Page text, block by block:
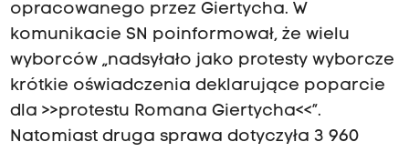
opracowanego przez Giertycha. W
komunikacie SN poinformował, że wielu
wyborców „nadsyłało jako protesty wyborcze
krótkie oświadczenia deklarujące poparcie
dla >>protestu Romana Giertycha<<”.
Natomiast druga sprawa dotyczyła 3 960